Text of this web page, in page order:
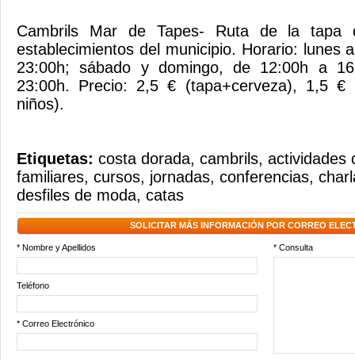
Cambrils Mar de Tapes- Ruta de la tapa
establecimientos del municipio. Horario: lunes
23:00h; sábado y domingo, de 12:00h a
23:00h. Precio: 2,5 € (tapa+cerveza), 1,5 €
niños).
Etiquetas: costa dorada, cambrils, actividades
familiares, cursos, jornadas, conferencias,
desfiles de moda, catas
SOLICITAR MÁS INFORMACIÓN POR CORREO
* Nombre y Apellidos * Consulta
Teléfono
* Correo Electrónico